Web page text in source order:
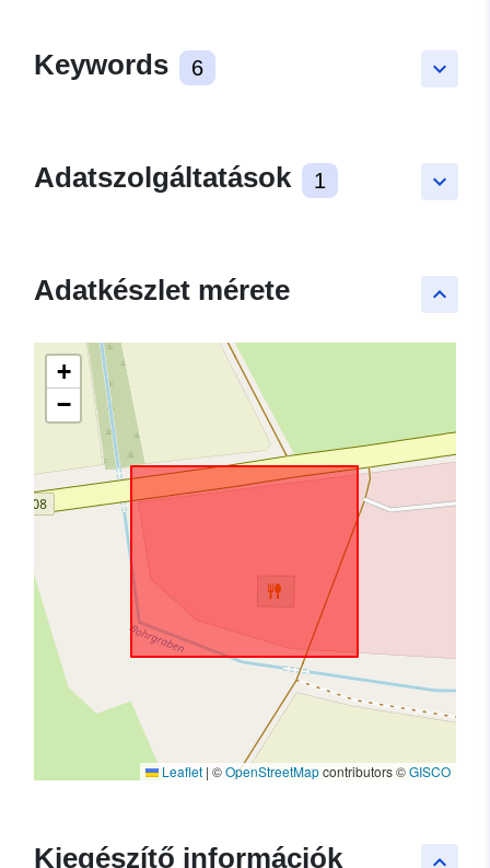
keyboard_arrow_down
Keywords 6
keyboard_arrow_down
Adatszolgáltatások 1
keyboard_arrow_up
Adatkészlet mérete
+
−
Leaflet | ©OpenStreetMapcontributors ©GISCO
keyboard_arrow_up
Kiegészítő információk